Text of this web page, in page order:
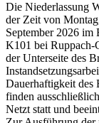
Die Niederlassung
der Zeit von
September 2026 im
K101 bei Ruppach-
der Unterseite des
Dauerhaftigkeit des
finden
Netzt statt und